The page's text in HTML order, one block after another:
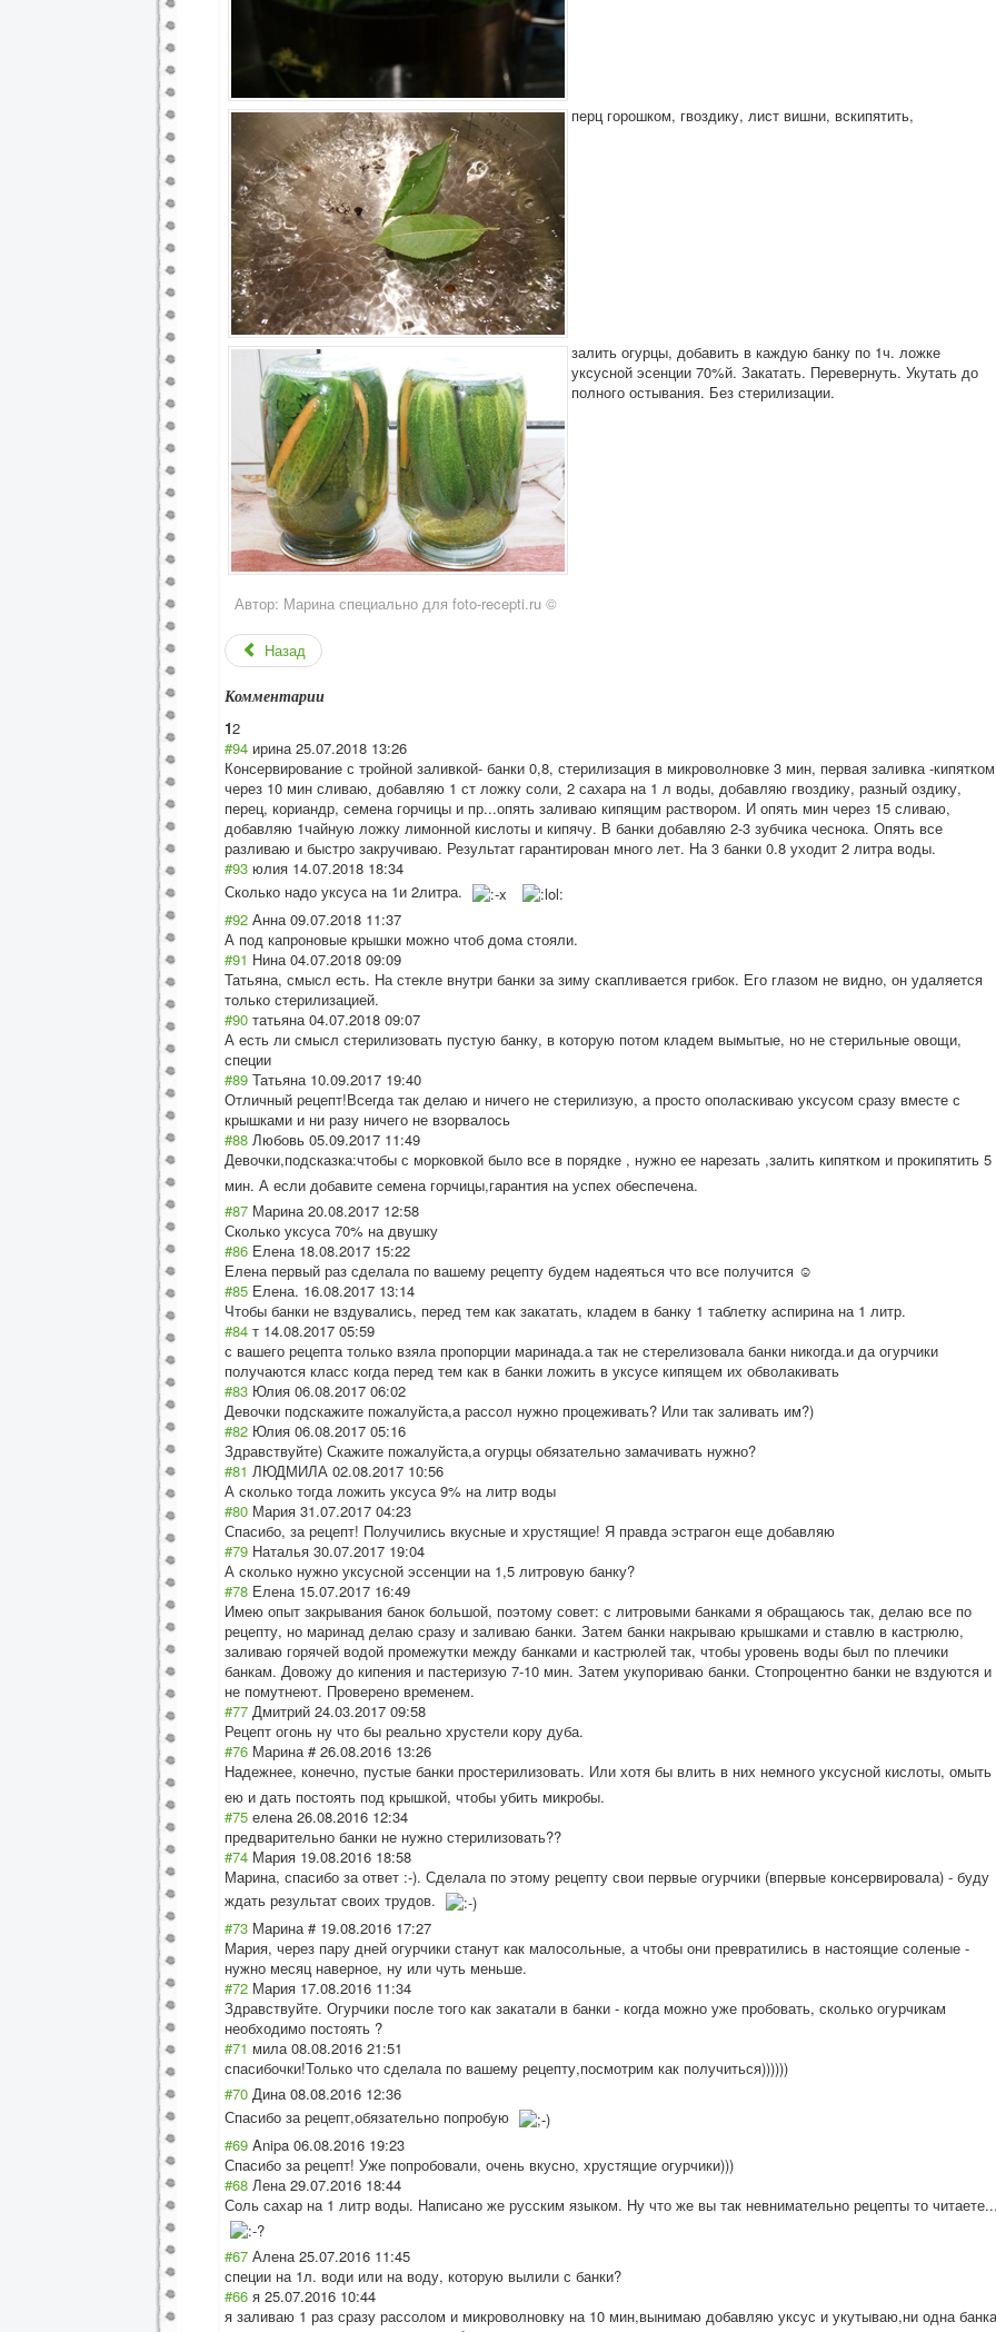
перц горошком, гвоздику, лист вишни, вскипятить,
залить огурцы, добавить в каждую банку по 1ч. ложке
уксусной эсенции 70%й. Закатать. Перевернуть. Укутать до
полного остывания. Без стерилизации.
Автор: Марина специально для foto-recepti.ru ©
Назад
Комментарии
12
#94 ирина 25.07.2018 13:26
Консервирование с тройной заливкой- банки 0,8, стерилизация в микроволновке 3 мин, первая заливка -
через 10 мин сливаю, добавляю 1 ст ложку соли, 2 сахара на 1 л воды, добавляю гвоздику, разный оздику,
перец, кориандр, семена горчицы и пр...опять заливаю кипящим раствором. И опять мин через 15 сливаю,
добавляю 1чайную ложку лимонной кислоты и кипячу. В банки добавляю 2-3 зубчика чеснока. Опять все
разливаю и быстро закручиваю. Результат гарантирован много лет. На 3 банки 0.8 уходит 2 литра воды.
#93 юлия 14.07.2018 18:34
Сколько надо уксуса на 1и 2литра.
#92 Анна 09.07.2018 11:37
А под капроновые крышки можно чтоб дома стояли.
#91 Нина 04.07.2018 09:09
Татьяна, смысл есть. На стекле внутри банки за зиму скапливается грибок. Его глазом не видно, он удаляется
только стерилизацией.
#90 татьяна 04.07.2018 09:07
А есть ли смысл стерилизовать пустую банку, в которую потом кладем вымытые, но не стерильные овощи,
специи
#89 Татьяна 10.09.2017 19:40
Отличный рецепт!Всегда так делаю и ничего не стерилизую, а просто ополаскиваю уксусом сразу вместе с
крышками и ни разу ничего не взорвалось
#88 Любовь 05.09.2017 11:49
Девочки,подсказка:чтобы с морковкой было все в порядке , нужно ее нарезать ,залить кипятком и прокипятить 5
мин. А если добавите семена горчицы,гарантия на успех обеспечена.
#87 Марина 20.08.2017 12:58
Сколько уксуса 70% на двушку
#86 Елена 18.08.2017 15:22
Елена первый раз сделала по вашему рецепту будем надеяться что все получится ☺
#85 Елена. 16.08.2017 13:14
Чтобы банки не вздувались, перед тем как закатать, кладем в банку 1 таблетку аспирина на 1 литр.
#84 т 14.08.2017 05:59
с вашего рецепта только взяла пропорции маринада.а так не стерелизовала банки никогда.и да огурчики
получаются класс когда перед тем как в банки ложить в уксусе кипящем их обволакивать
#83 Юлия 06.08.2017 06:02
Девочки подскажите пожалуйста,а рассол нужно процеживать? Или так заливать им?)
#82 Юлия 06.08.2017 05:16
Здравствуйте) Скажите пожалуйста,а огурцы обязательно замачивать нужно?
#81 ЛЮДМИЛА 02.08.2017 10:56
А сколько тогда ложить уксуса 9% на литр воды
#80 Мария 31.07.2017 04:23
Спасибо, за рецепт! Получились вкусные и хрустящие! Я правда эстрагон еще добавляю
#79 Наталья 30.07.2017 19:04
А сколько нужно уксусной эссенции на 1,5 литровую банку?
#78 Елена 15.07.2017 16:49
Имею опыт закрывания банок большой, поэтому совет: с литровыми банками я обращаюсь так, делаю все по
рецепту, но маринад делаю сразу и заливаю банки. Затем банки накрываю крышками и ставлю в кастрюлю,
заливаю горячей водой промежутки между банками и кастрюлей так, чтобы уровень воды был по плечики
банкам. Довожу до кипения и пастеризую 7-10 мин. Затем укупориваю банки. Стопроцентно банки не вздуются и
не помутнеют. Проверено временем.
#77 Дмитрий 24.03.2017 09:58
Рецепт огонь ну что бы реально хрустели кору дуба.
#76 Марина # 26.08.2016 13:26
Надежнее, конечно, пустые банки простерилизовать. Или хотя бы влить в них немного уксусной кислоты, омыть
ею и дать постоять под крышкой, чтобы убить микробы.
#75 елена 26.08.2016 12:34
предварительно банки не нужно стерилизовать??
#74 Мария 19.08.2016 18:58
Марина, спасибо за ответ :-). Сделала по этому рецепту свои первые огурчики (впервые консервировала) - буду
ждать результат своих трудов.
#73 Марина # 19.08.2016 17:27
Мария, через пару дней огурчики станут как малосольные, а чтобы они превратились в настоящие соленые -
нужно месяц наверное, ну или чуть меньше.
#72 Мария 17.08.2016 11:34
Здравствуйте. Огурчики после того как закатали в банки - когда можно уже пробовать, сколько огурчикам
необходимо постоять ?
#71 мила 08.08.2016 21:51
спасибочки!Только что сделала по вашему рецепту,посмотрим как получиться))))))
#70 Дина 08.08.2016 12:36
Спасибо за рецепт,обязательно попробую
#69 Anipa 06.08.2016 19:23
Спасибо за рецепт! Уже попробовали, очень вкусно, хрустящие огурчики)))
#68 Лена 29.07.2016 18:44
Соль сахар на 1 литр воды. Написано же русским языком. Ну что же вы так невнимательно рецепты то
#67 Алена 25.07.2016 11:45
специи на 1л. води или на воду, которую вылили с банки?
#66 я 25.07.2016 10:44
я заливаю 1 раз сразу рассолом и микроволновку на 10 мин,вынимаю добавляю уксус и укутываю,ни одна банка